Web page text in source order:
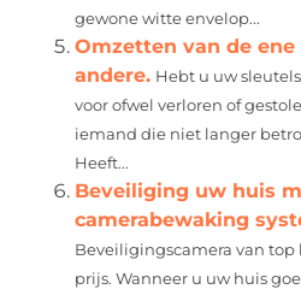
gewone witte envelop...
Omzetten van de
andere. Hebt u uw
voor ofwel verloren of
iemand die niet langer
Heeft...
Beveiliging uw huis
camerabewaking
Beveiligingscamera van
prijs. Wanneer u uw huis